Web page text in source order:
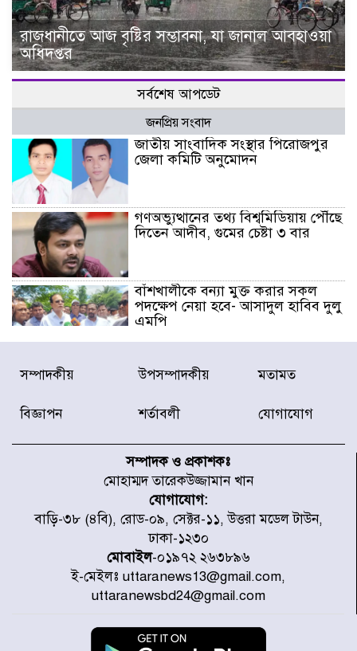
রাজধানীতে আজ বৃষ্টির সম্ভাবনা, যা জানাল আবহাওয়া
অধিদপ্তর
সর্বশেষ আপডেট
জনপ্রিয় সংবাদ
জাতীয় সাংবাদিক সংস্থার পিরোজপুর
জেলা কমিটি অনুমোদন
গণঅভ্যুত্থানের তথ্য বিশ্বমিডিয়ায় পৌঁছে
দিতেন আদীব, গুমের চেষ্টা ৩ বার
বাঁশখালীকে বন্যা মুক্ত করার সকল
পদক্ষেপ নেয়া হবে- আসাদুল হাবিব দুলু
এমপি
বিদ্যুৎ-জ্বালানি খাতে অস্থিরতা তৈরির
চেষ্টা করছে একটি চক্র : প্রধানমন্ত্রী
৫ আহত, চীনে বন্দর বন্ধ
চিকিৎসা খাতে জিডিপির ৫ শতাংশ
বরাদ্দের ঘোষণা স্থানীয় সরকার মন্ত্রীর
জুলাই জাদুঘর ঘুরে দেখলেন এনসিপি
নেতারা
সম্পাদকীয় উপসম্পাদকীয় মতামত
বিজ্ঞাপন শর্তাবলী যোগাযোগ
সম্পাদক ও প্রকাশকঃ
মোহাম্মদ তারেকউজ্জামান খান
যোগাযোগ:
বাড়ি-৩৮ (৪বি), রোড-০৯, সেক্টর-১১, উত্তরা মডেল টাউন,
ঢাকা-১২৩০
মোবাইল-০১৯৭২ ২৬৩৮৯৬
ই-মেইলঃ uttaranews13@gmail.com,
uttaranewsbd24@gmail.com